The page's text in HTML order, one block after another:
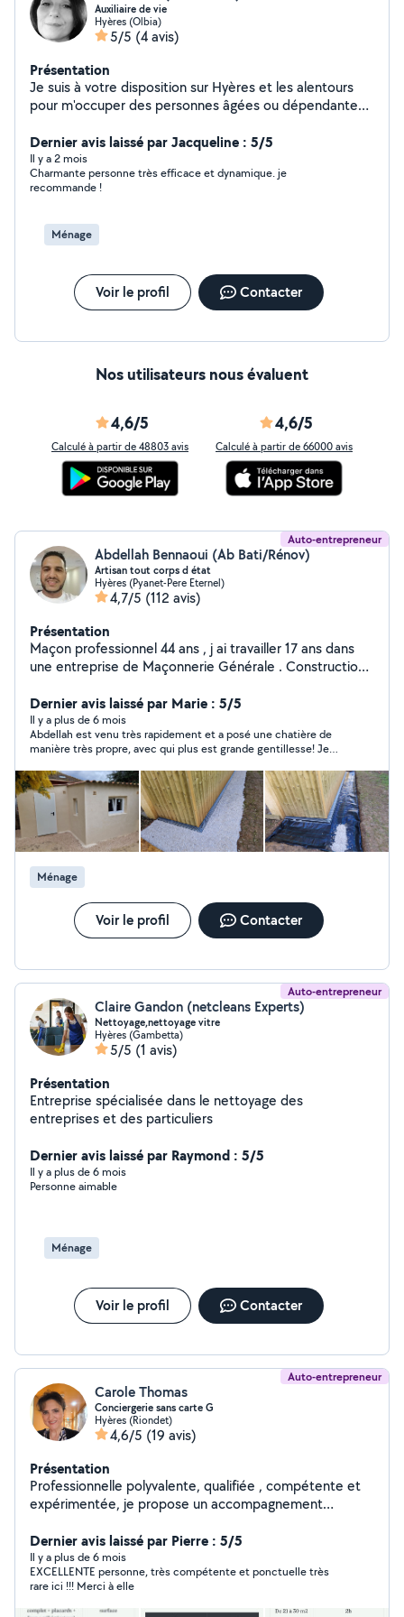
Auxiliaire de vie
Hyères (Olbia)
5/5 (4 avis)
Présentation
Je suis à votre disposition sur Hyères et les alentours
pour m'occuper des personnes âgées ou dépendantes.
rigoureuse. Plusieurs années d'expérience auprès de la
plus grande association d'aide à domicile du Var.
Sérieuses références. Disponibilité et flexibilité
Dernier avis laissé par Jacqueline : 5/5
Il y a 2 mois
Charmante personne très efficace et dynamique. je
recommande !
Ménage
Voir le profil Contacter
Nos utilisateurs nous évaluent
4,6/5
Calculé à partir de 48803 avis
4,6/5
Calculé à partir de 66000 avis
Auto-entrepreneur
Abdellah Bennaoui (Ab Bati/Rénov)
Artisan tout corps d état
Hyères (Pyanet-Pere Eternel)
4,7/5 (112 avis)
Présentation
Maçon professionnel 44 ans , j ai travailler 17 ans dans
une entreprise de Maçonnerie Générale . Construction
ou autres prestations . Je suis sérieux , autonome , très
courageux est minutieux. J aime rendre service Travail
de qualité Maçonnerie générale. Taille de pierres.
Carrelage . Façade. Peinture. Terrassement . Tout types
de bricolage intérieur/ extérieur de maison.
Déménagement . Transport. Étudie toutes propositions
. Travail soigner. Location de matériels : Bétonnière /
Echafaudage de maçon , brouettes , les étais métallique
/ serres-joint , / Tronçonneuse / Taille haies / Perceuse /
Ponceuse pour bois .
Dernier avis laissé par Marie : 5/5
Il y a plus de 6 mois
Abdellah est venu très rapidement et a posé une chatière de
manière très propre, avec qui plus est grande gentillesse! Je
Ménage
Voir le profil Contacter
Auto-entrepreneur
Claire Gandon (netcleans Experts)
Nettoyage,nettoyage vitre
Hyères (Gambetta)
5/5 (1 avis)
Présentation
Entreprise spécialisée dans le nettoyage des
entreprises et des particuliers
Dernier avis laissé par Raymond : 5/5
Il y a plus de 6 mois
Personne aimable
Ménage
Voir le profil Contacter
Auto-entrepreneur
Carole Thomas
Conciergerie sans carte G
Hyères (Riondet)
4,6/5 (19 avis)
Présentation
Professionnelle polyvalente, qualifiée , compétente et
expérimentée, je propose un accompagnement
Dynamique, organisée et ponctuelle, je prends en
charge : Accueil des voyageurs : check-in / check-out
Ménage approfondi, tri et rangement Je ne réalise pas
l'entretien des jardins ni des piscines, mais je peux faire
appel à des prestataires fiables et compétents pour
Dernier avis laissé par Pierre : 5/5
Il y a plus de 6 mois
EXCELLENTE personne, très compétente et ponctuelle très
rare ici !!! Merci à elle